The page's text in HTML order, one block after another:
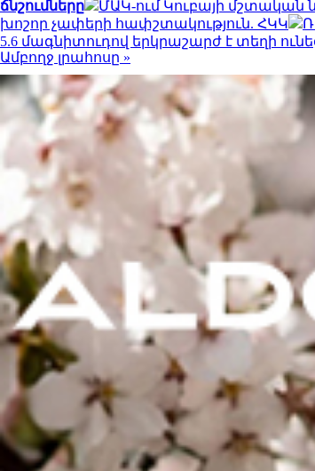
ճնշումները
ՄԱԿ-ում Կուբայի մշտական
խոշոր չափերի հափշտակություն. ՀԿԿ
5.6 մագնիտուդով երկրաշարժ է տեղի
Ամբողջ լրահոսը »